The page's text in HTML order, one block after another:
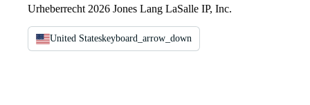
Urheberrecht 2026 Jones Lang LaSalle IP, Inc.
United Stateskeyboard_arrow_down